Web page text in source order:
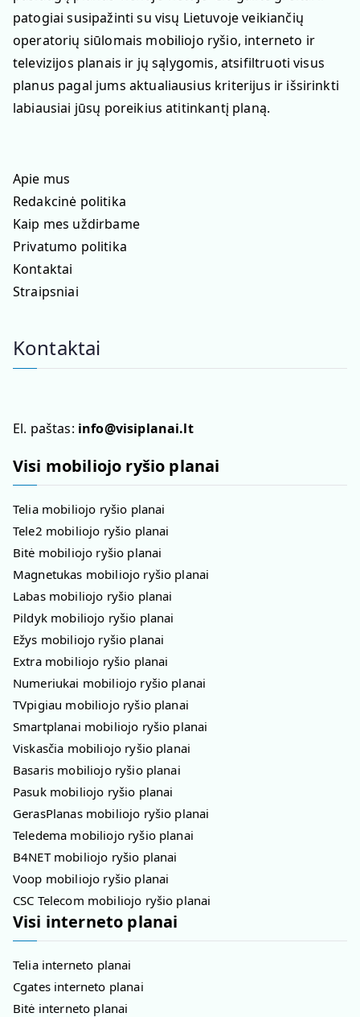
patogiai susipažinti su visų Lietuvoje veikiančių
operatorių siūlomais mobiliojo ryšio, interneto ir
televizijos planais ir jų sąlygomis, atsifiltruoti visus
planus pagal jums aktualiausius kriterijus ir išsirinkti
labiausiai jūsų poreikius atitinkantį planą.
Apie mus
Redakcinė politika
Kaip mes uždirbame
Privatumo politika
Kontaktai
Straipsniai
Kontaktai
El. paštas: info@visiplanai.lt
Visi mobiliojo ryšio planai
Telia mobiliojo ryšio planai
Tele2 mobiliojo ryšio planai
Bitė mobiliojo ryšio planai
Magnetukas mobiliojo ryšio planai
Labas mobiliojo ryšio planai
Pildyk mobiliojo ryšio planai
Ežys mobiliojo ryšio planai
Extra mobiliojo ryšio planai
Numeriukai mobiliojo ryšio planai
TVpigiau mobiliojo ryšio planai
Smartplanai mobiliojo ryšio planai
Viskasčia mobiliojo ryšio planai
Basaris mobiliojo ryšio planai
Pasuk mobiliojo ryšio planai
GerasPlanas mobiliojo ryšio planai
Teledema mobiliojo ryšio planai
B4NET mobiliojo ryšio planai
Voop mobiliojo ryšio planai
CSC Telecom mobiliojo ryšio planai
Visi interneto planai
Telia interneto planai
Cgates interneto planai
Bitė interneto planai